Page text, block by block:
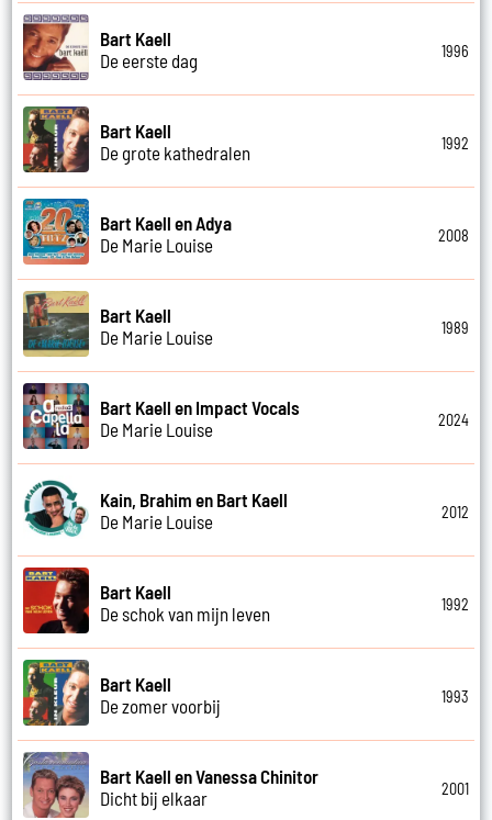
Bart Kaell
De eerste dag
1996
Bart Kaell
De grote kathedralen
1992
Bart Kaell en Adya
De Marie Louise
2008
Bart Kaell
De Marie Louise
1989
Bart Kaell en Impact Vocals
De Marie Louise
2024
Kain, Brahim en Bart Kaell
De Marie Louise
2012
Bart Kaell
De schok van mijn leven
1992
Bart Kaell
De zomer voorbij
1993
Bart Kaell en Vanessa Chinitor
Dicht bij elkaar
2001